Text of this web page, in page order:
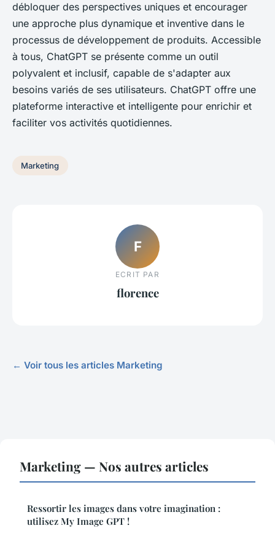
débloquer des perspectives uniques et encourager
une approche plus dynamique et inventive dans le
processus de développement de produits. Accessible
à tous, ChatGPT se présente comme un outil
polyvalent et inclusif, capable de s'adapter aux
besoins variés de ses utilisateurs. ChatGPT offre une
plateforme interactive et intelligente pour enrichir et
faciliter vos activités quotidiennes.
Marketing
F
ECRIT PAR
florence
← Voir tous les articles Marketing
Marketing — Nos autres articles
Ressortir les images dans votre imagination :
utilisez My Image GPT !